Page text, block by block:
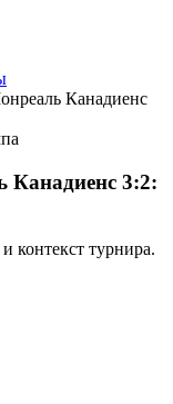
Канадиенс
Канадиенс 3:2:
контекст турнира.